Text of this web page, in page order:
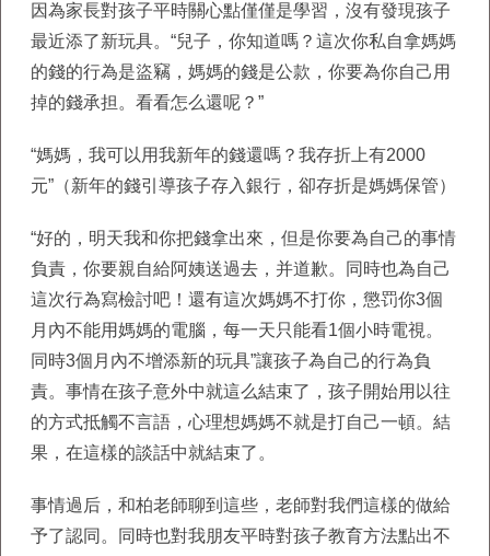
因為家長對孩子平時關心點僅僅是學習，沒有發現孩子
最近添了新玩具。“兒子，你知道嗎？這次你私自拿媽媽
的錢的行為是盜竊，媽媽的錢是公款，你要為你自己用
掉的錢承担。看看怎么還呢？”
“媽媽，我可以用我新年的錢還嗎？我存折上有2000
元”（新年的錢引導孩子存入銀行，卻存折是媽媽保管）
“好的，明天我和你把錢拿出來，但是你要為自己的事情
負責，你要親自給阿姨送過去，并道歉。同時也為自己
這次行為寫檢討吧！還有這次媽媽不打你，懲罚你3個
月內不能用媽媽的電腦，每一天只能看1個小時電視。
同時3個月內不增添新的玩具”讓孩子為自己的行為負
責。事情在孩子意外中就這么結束了，孩子開始用以往
的方式抵觸不言語，心理想媽媽不就是打自己一頓。結
果，在這樣的談話中就結束了。
事情過后，和柏老師聊到這些，老師對我們這樣的做給
予了認同。同時也對我朋友平時對孩子教育方法點出不